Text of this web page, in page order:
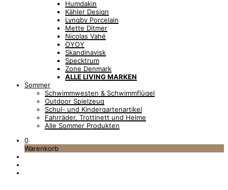
Humdakin
Kähler Design
Lyngby Porcelain
Mette Ditmer
Nicolas Vahé
OYOY
Skandinavisk
Specktrum
Zone Denmark
ALLE LIVING MARKEN
Sommer
Schwimmwesten & Schwimmflügel
Outdoor Spielzeug
Schul- und Kindergartenartikel
Fahrräder, Trottinett und Helme
Alle Sommer Produkten
0
Warenkorb